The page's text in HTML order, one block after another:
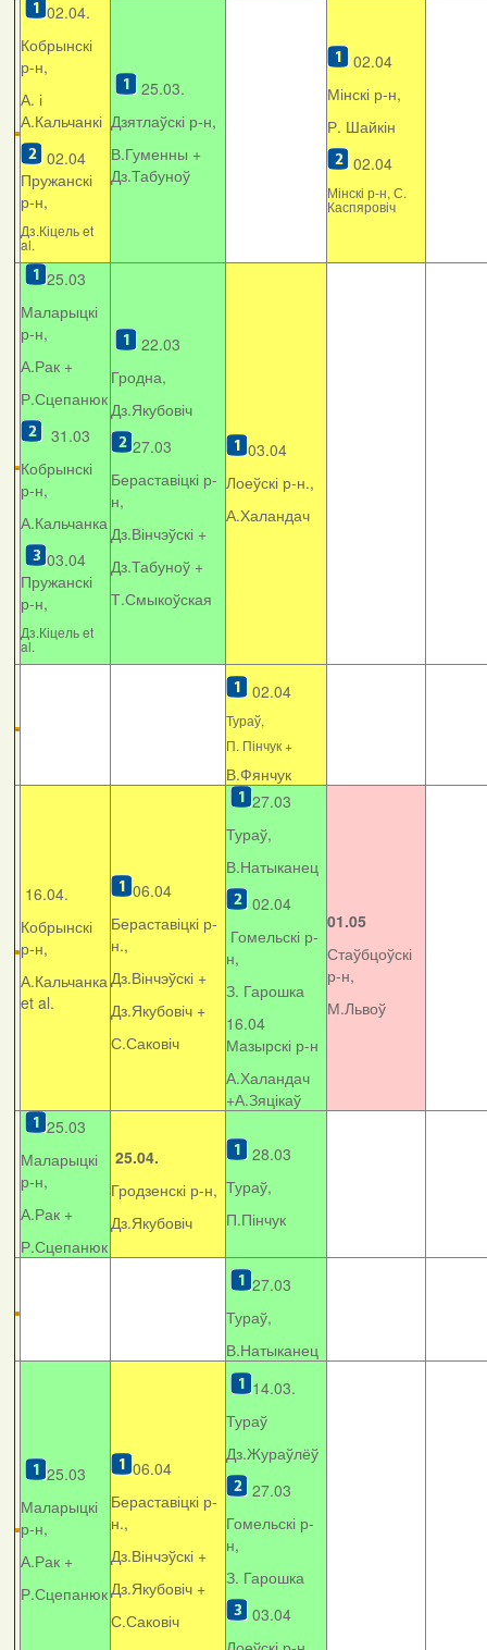
02.04.
Кобрынскі
р-н,
А. і
А.Кальчанкі
02.04
Пружанскі
р-н,
Дз.Кіцель et
al.
25.03.
Дзятлаўскі р-н,
В.Гуменны +
Дз.Табуноў
02.04
Мінскі р-н,
Р. Шайкін
02.04
Мінскі р-н, С.
Каспяровіч
25.03
Маларыцкі
р-н,
А.Рак +
Р.Сцепанюк
31.03
Кобрынскі
р-н,
А.Кальчанка
03.04
Пружанскі
р-н,
Дз.Кіцель et
al.
22.03
Гродна,
Дз.Якубовіч
27.03
Бераставіцкі р-
н,
Дз.Вінчэўскі +
Дз.Табуноў +
Т.Смыкоўская
03.04
Лоеўскі р-н.,
А.Халандач
02.04
Тураў,
П. Пінчук +
В.Фянчук
16.04.
Кобрынскі
р-н,
А.Кальчанка
et al.
06.04
Бераставіцкі р-
н.,
Дз.Вінчэўскі +
Дз.Якубовіч +
С.Саковіч
27.03
Тураў,
В.Натыканец
02.04
Гомельскі р-
н,
З. Гарошка
16.04
Мазырскі р-н
А.Халандач
+А.Зяцікаў
01.05
Стаўбцоўскі
р-н,
М.Львоў
25.03
Маларыцкі
р-н,
А.Рак +
Р.Сцепанюк
25.04.
Гродзенскі р-н,
Дз.Якубовіч
28.03
Тураў,
П.Пінчук
27.03
Тураў,
В.Натыканец
25.03
Маларыцкі
р-н,
А.Рак +
Р.Сцепанюк
06.04
Бераставіцкі р-
н.,
Дз.Вінчэўскі +
Дз.Якубовіч +
С.Саковіч
14.03.
Тураў
Дз.Жураўлёў
27.03
Гомельскі р-
н,
З. Гарошка
03.04